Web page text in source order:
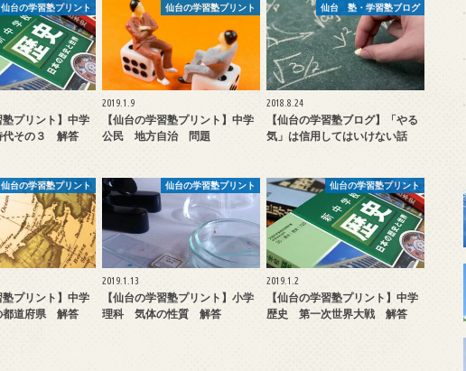
仙台の学習塾プリント
塾プリント】中学
その３ 解答
仙台の学習塾プリント
2019.1.9
【仙台の学習塾プリント】中学
公民 地方自治 問題
仙台 塾・学習塾ブログ
2018.8.24
【仙台の学習塾ブログ】「やる
気」は信用してはいけない話
仙台の学習塾プリント
塾プリント】中学
道府県 解答
仙台の学習塾プリント
2019.1.13
【仙台の学習塾プリント】小学
理科 気体の性質 解答
仙台の学習塾プリント
2019.1.2
【仙台の学習塾プリント】中学
歴史 第一次世界大戦 解答